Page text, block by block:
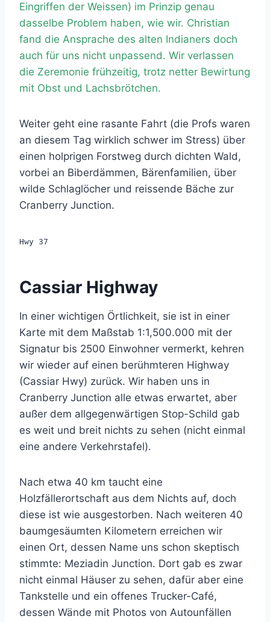
Eingriffen der Weissen) im Prinzip genau
dasselbe Problem haben, wie wir. Christian
fand die Ansprache des alten Indianers doch
auch für uns nicht unpassend. Wir verlassen
die Zeremonie frühzeitig, trotz netter Bewirtung
mit Obst und Lachsbrötchen.
Weiter geht eine rasante Fahrt (die Profs waren
an diesem Tag wirklich schwer im Stress) über
einen holprigen Forstweg durch dichten Wald,
vorbei an Biberdämmen, Bärenfamilien, über
wilde Schlaglöcher und reissende Bäche zur
Cranberry Junction.
Hwy 37
Cassiar Highway
In einer wichtigen Örtlichkeit, sie ist in einer
Karte mit dem Maßstab 1:1,500.000 mit der
Signatur bis 2500 Einwohner vermerkt, kehren
wir wieder auf einen berühmteren Highway
(Cassiar Hwy) zurück. Wir haben uns in
Cranberry Junction alle etwas erwartet, aber
außer dem allgegenwärtigen Stop-Schild gab
es weit und breit nichts zu sehen (nicht einmal
eine andere Verkehrstafel).
Nach etwa 40 km taucht eine
Holzfällerortschaft aus dem Nichts auf, doch
diese ist wie ausgestorben. Nach weiteren 40
baumgesäumten Kilometern erreichen wir
einen Ort, dessen Name uns schon skeptisch
stimmte: Meziadin Junction. Dort gab es zwar
nicht einmal Häuser zu sehen, dafür aber eine
Tankstelle und ein offenes Trucker-Café,
dessen Wände mit Photos von Autounfällen